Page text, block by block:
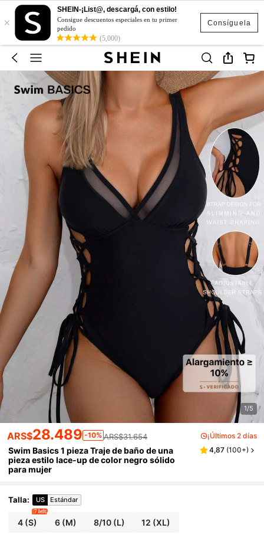
Consíguela
×
SHEIN-¡List@, descargá, con estilo!
Consigue descuentos especiales en tu primer
pedido
(5,000)
1/5
ARS$28.489 -10% ARS$31.654 ¡Últimos 2 días
Swim Basics 1 pieza Traje de baño de una
pieza estilo lace-up de color negro sólido
para mujer
4,87 (100+)
Talla: US Estándar
4 (S)
7 left
6 (M) 8/10(L) 12 (XL)